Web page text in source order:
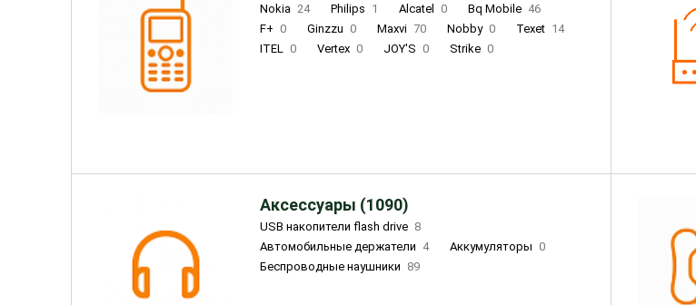
Nokia 24 Philips 1 Alcatel 0 Bq Mobile 46
F+ 0 Ginzzu 0 Maxvi 70 Nobby 0 Texet 14
ITEL 0 Vertex 0 JOY'S 0 Strike 0
Аксессуары (1090)
USB накопители flash drive 8
Автомобильные держатели 4 Аккумуляторы 0
Беспроводные наушники 89